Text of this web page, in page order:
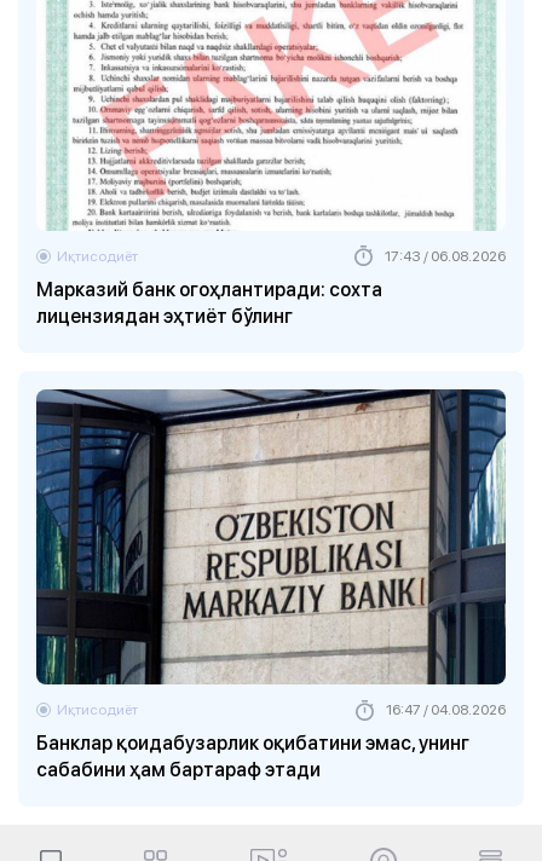
Марказий банк огоҳлантиради: сохта
лицензиядан эҳтиёт бўлинг
Иқтисодиёт 17:43 / 06.08.2026
Банклар қоидабузарлик оқибатини эмас, унинг
сабабини ҳам бартараф этади
Иқтисодиёт 16:47 / 04.08.2026